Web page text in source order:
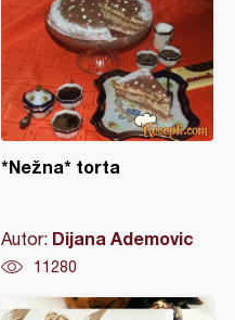
*Nežna* torta
Autor: Dijana Ademovic
11280